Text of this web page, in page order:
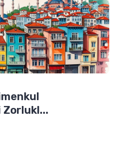
Zorlukl...